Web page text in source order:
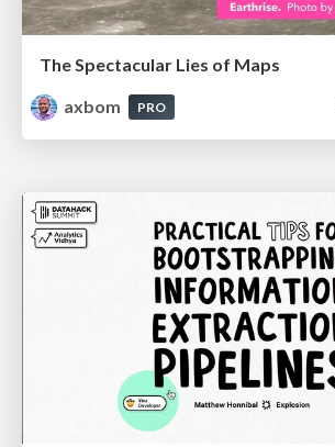
The Spectacular Lies of Maps
axbom
PRO